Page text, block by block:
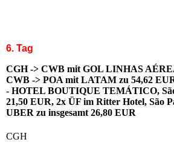
6. Tag
CGH -> CWB mit GOL LINHAS
CWB -> POA mit LATAM zu 54,62
- HOTEL BOUTIQUE TEMÁTICO, São
21,50 EUR, 2x ÜF im Ritter Hotel, São
UBER zu insgesamt 26,80 EUR
CGH